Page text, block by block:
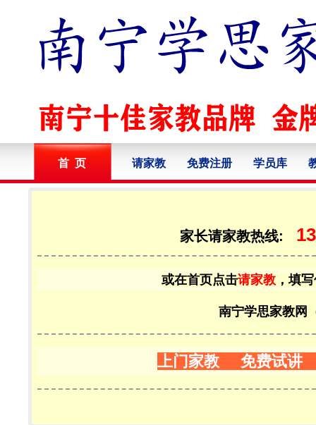
首 页 请家教 免费注册 学员库
家长请家教热线:
或在首页点击请家教 ，填
南宁学思家教网
上门家教 免费试讲